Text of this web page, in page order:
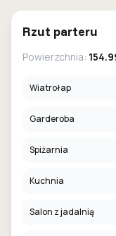
Rzut parteru
Powierzchnia:
Wiatrołap
Garderoba
Spiżarnia
Kuchnia
Salon z jadalnią